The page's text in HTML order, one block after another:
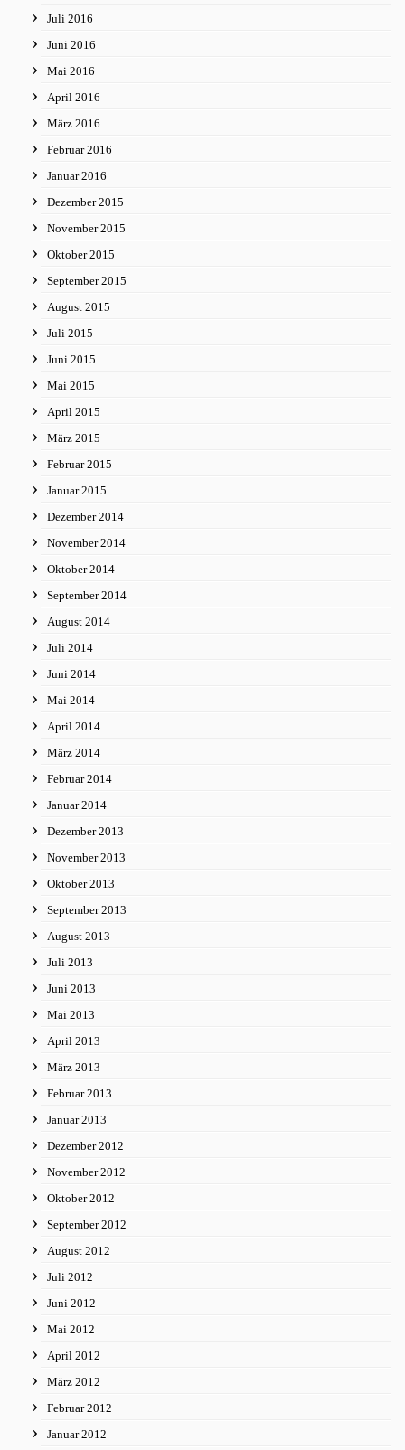
Juli 2016
Juni 2016
Mai 2016
April 2016
März 2016
Februar 2016
Januar 2016
Dezember 2015
November 2015
Oktober 2015
September 2015
August 2015
Juli 2015
Juni 2015
Mai 2015
April 2015
März 2015
Februar 2015
Januar 2015
Dezember 2014
November 2014
Oktober 2014
September 2014
August 2014
Juli 2014
Juni 2014
Mai 2014
April 2014
März 2014
Februar 2014
Januar 2014
Dezember 2013
November 2013
Oktober 2013
September 2013
August 2013
Juli 2013
Juni 2013
Mai 2013
April 2013
März 2013
Februar 2013
Januar 2013
Dezember 2012
November 2012
Oktober 2012
September 2012
August 2012
Juli 2012
Juni 2012
Mai 2012
April 2012
März 2012
Februar 2012
Januar 2012